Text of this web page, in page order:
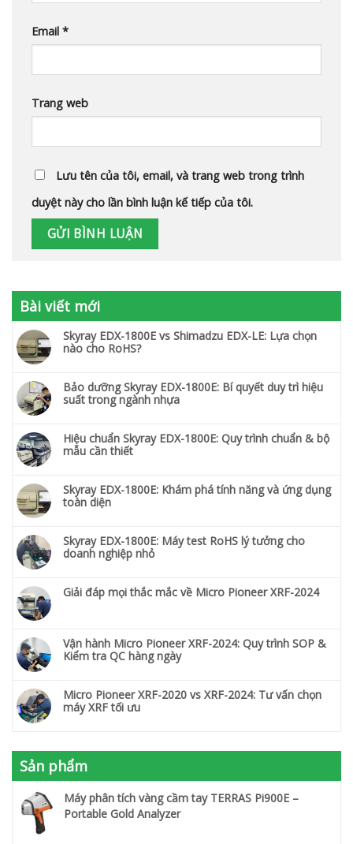
Email *
Trang web
Lưu tên của tôi, email, và trang web trong trình
duyệt này cho lần bình luận kế tiếp của tôi.
Bài viết mới
Skyray EDX-1800E vs Shimadzu EDX-LE: Lựa chọn
nào cho RoHS?
Bảo dưỡng Skyray EDX-1800E: Bí quyết duy trì hiệu
suất trong ngành nhựa
Hiệu chuẩn Skyray EDX-1800E: Quy trình chuẩn & bộ
mẫu cần thiết
Skyray EDX-1800E: Khám phá tính năng và ứng dụng
toàn diện
Skyray EDX-1800E: Máy test RoHS lý tưởng cho
doanh nghiệp nhỏ
Giải đáp mọi thắc mắc về Micro Pioneer XRF-2024
Vận hành Micro Pioneer XRF-2024: Quy trình SOP &
Kiểm tra QC hàng ngày
Micro Pioneer XRF-2020 vs XRF-2024: Tư vấn chọn
máy XRF tối ưu
Sản phẩm
Máy phân tích vàng cầm tay TERRAS Pi900E –
Portable Gold Analyzer